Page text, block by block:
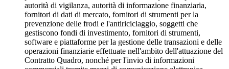
autorità di vigilanza, autorità di informazione finanziaria,
fornitori di dati di mercato, fornitori di strumenti per la
prevenzione delle frodi e l'antiriciclaggio, soggetti che
gestiscono fondi di investimento, fornitori di strumenti,
software e piattaforme per la gestione delle transazioni e delle
operazioni finanziarie effettuate nell'ambito dell'attuazione del
Contratto Quadro, nonché per l'invio di informazioni